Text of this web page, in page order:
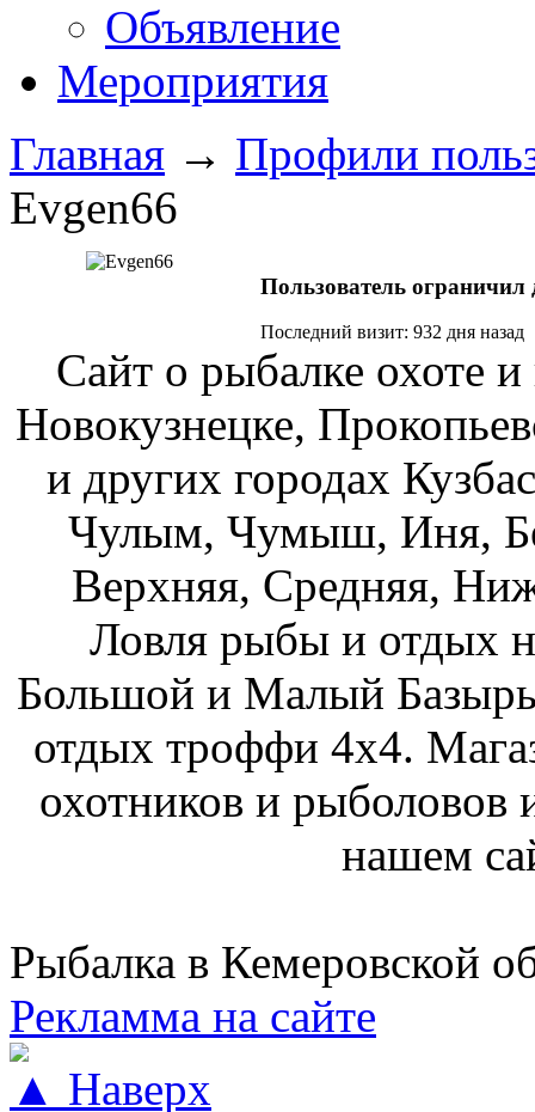
Объявление
Мероприятия
Главная → Профили
Evgen66
Пользователь ограничил
Последний визит: 932 дня назад
Сайт о рыбалке охоте
Новокузнецке,
и других городах
Чулым, Чумыш, Иня,
Верхняя, Средняя,
Ловля рыбы и отдых
Большой и Малый
отдых троффи 4х4.
охотников и рыболовов
нашем
Рыбалка в Кемеровской
Рекламма на сайте
▲ Наверх